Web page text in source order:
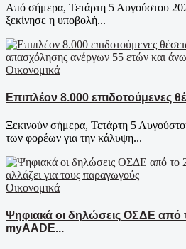
Από σήμερα, Τετάρτη 5 Αυγούστου
ξεκίνησε η υποβολή...
Οικονομικά
Επιπλέον 8.000 επιδοτούμενες
Ξεκινούν σήμερα, Τετάρτη 5
των φορέων για την κάλυψη...
Οικονομικά
Ψηφιακά οι δηλώσεις ΟΣΔΕ από
myAADE...